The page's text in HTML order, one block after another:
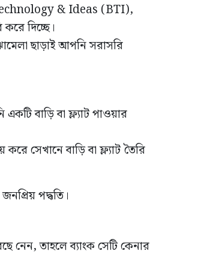
& Ideas (BTI),
দিচ্ছে।
ছাড়াই আপনি সরাসরি
বাড়ি বা ফ্ল্যাট পাওয়ার
সেখানে বাড়ি বা ফ্ল্যাট তৈরি
পদ্ধতি।
নেন, তাহলে ব্যাংক সেটি কেনার